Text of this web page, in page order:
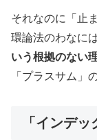
それなのに「止
環論法のわなに
いう根拠のない
「プラスサム」
「インデ